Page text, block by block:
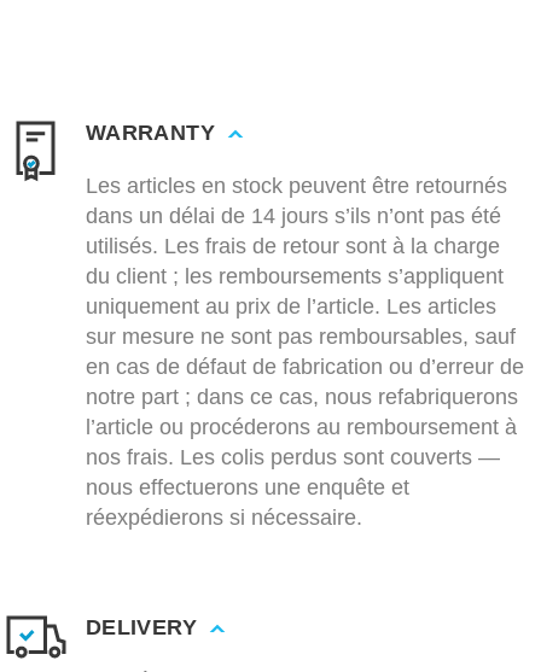
WARRANTY
Les articles en stock peuvent être retournés
dans un délai de 14 jours s’ils n’ont pas été
utilisés. Les frais de retour sont à la charge
du client ; les remboursements s’appliquent
uniquement au prix de l’article. Les articles
sur mesure ne sont pas remboursables, sauf
en cas de défaut de fabrication ou d’erreur de
notre part ; dans ce cas, nous refabriquerons
l’article ou procéderons au remboursement à
nos frais. Les colis perdus sont couverts —
nous effectuerons une enquête et
réexpédierons si nécessaire.
DELIVERY